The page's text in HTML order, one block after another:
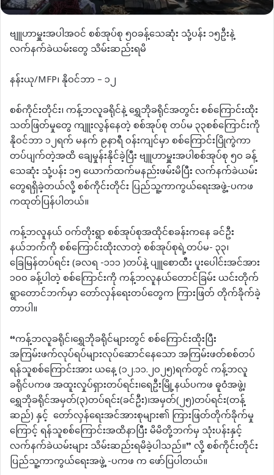
ဗျူဟာမှူးအပါအဝင် စစ်အုပ်စု ၅၀ခန့်သေဆုံး သုံ့ပန်း ၁၅ဦးနဲ့
လက်နက်ခဲယမ်းတွေ သိမ်းဆည်းရမိ
နန်းယု/MFP၊ နိုဝင်ဘာ – ၁၂
စစ်ကိုင်းတိုင်း၊ ကန့်ဘလူခရိုင်နဲ့ ရွှေဘိုခရိုင်အတွင်း စစ်ကြောင်းထိုး
သတ်ဖြတ်မှုတွေ ကျူးလွန်နေတဲ့ စစ်အုပ်စု တပ်မ ၃၃စစ်ကြောင်းကို
နိုဝင်ဘာ ၁၂ရက် မနက် ၉နာရီ ဝန်းကျင်မှာ စစ်ကြောင်းပြိုကွဲကာ
တပ်ပျက်တဲ့အထိ ချေမှုန်းနိုင်ခဲ့ပြီး ဗျူဟာမှူးအပါစစ်အုပ်စု ၅၀ ခန့်
သေဆုံး သုံ့ပန်း ၁၅ ယောက်ထက်မနည်းဖမ်းမိပြီး လက်နက်ခဲယမ်း
တွေရရှိခဲ့တယ်လို့ စစ်ကိုင်းတိုင်း ပြည်သူ့ကာကွယ်ရေးအဖွဲ့-ပကဖ
ကထုတ်ပြန်ပါတယ်။
ကန့်ဘလူနယ် ဝက်တိုးရွာ စစ်အုပ်စုအထိုင်စခန်းကနေ ခင်ဦး
နယ်ဘက်ကို စစ်ကြောင်းထိုးလာတဲ့ စစ်အုပ်စုရဲ့တပ်မ- ၃၃၊
ခြေမြန်တပ်ရင်း (ခလရ -၁၁၁ )တပ်နဲ့ ပျူစောထီး ပူးပေါင်းအင်အား
၁၀၀ ခန့်ပါတဲ့ စစ်ကြောင်းကို ကန့်ဘလူနယ်တောင်ခြမ်း ယင်းတိုက်
ရွာတောင်ဘက်မှာ တော်လှန်ရေးတပ်တွေက ကြားဖြတ် တိုက်ခိုက်ခဲ့
တာပါ။
“ကန့်ဘလူခရိုင်၊ရွှေဘိုခရိုင်များတွင် စစ်ကြောင်းထိုးပြီး
အကြမ်းဖက်လုပ်ရပ်များလုပ်ဆောင်နေသော အကြမ်းဖတ်စစ်တပ်
ရန်သူစစ်ကြောင်းအား ယနေ့ (၁၂.၁၁.၂၀၂၅)ရက်တွင် ကန့်ဘလူ
ခရိုင်ပကဖ အထူးလှုပ်ရှားတပ်ရင်း၊ရေဦးမြို့နယ်ပကဖ ဓူဝံအဖွဲ့၊
ရွှေဘိုခရိုင်အမှတ်(၃)တပ်ရင်း(ခင်ဦး)၊အမှတ်(၂၅)တပ်ရင်း(တန့်
ဆည်) နှင့် တော်လှန်ရေးအင်အားစုများ၏ ကြားဖြတ်တိုက်ခိုက်မှု
ကြောင့် ရန်သူစစ်ကြောင်းအထိနာပြီး မိမိတို့ဘက်မှ သုံးပန်းနှင့်
လက်နက်ခဲယမ်းများ သိမ်းဆည်းရမိခဲ့ပါသည်။” လို့ စစ်ကိုင်းတိုင်း
ပြည်သူ့ကာကွယ်ရေးအဖွဲ့ -ပကဖ က ဖော်ပြပါတယ်။